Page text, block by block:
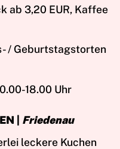
ab 3,20 EUR, Kaffee
/ Geburtstagstorten
18.00 Uhr
| Friedenau
leckere Kuchen